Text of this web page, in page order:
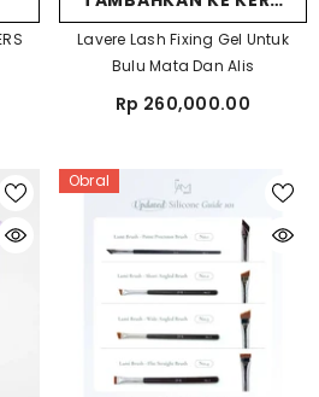
Lavere Lash Fixing Gel Untuk
Bulu Mata Dan Alis
Rp 260,000.00
Obral